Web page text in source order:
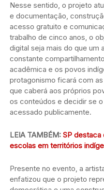
Nesse sentido, o projeto
e documentação,
acesso gratuito e
trabalho de cinco anos, o
digital seja mais do que um
constante
acadêmica e os povos
protagonismo ficará com
que caberá aos próprios
os conteúdos e decidir se
acessado publicamente.
LEIA TAMBÉM: SP
escolas em territórios
Presente no evento, a
enfatizou que o projeto